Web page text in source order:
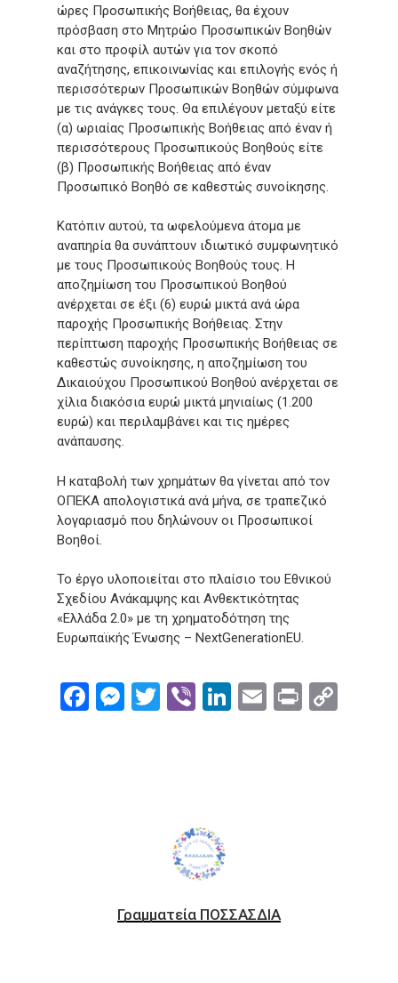
ώρες Προσωπικής Βοήθειας, θα έχουν
πρόσβαση στο Μητρώο Προσωπικών Βοηθών
και στο προφίλ αυτών για τον σκοπό
αναζήτησης, επικοινωνίας και επιλογής ενός ή
περισσότερων Προσωπικών Βοηθών σύμφωνα
με τις ανάγκες τους. Θα επιλέγουν μεταξύ είτε
(α) ωριαίας Προσωπικής Βοήθειας από έναν ή
περισσότερους Προσωπικούς Βοηθούς είτε
(β) Προσωπικής Βοήθειας από έναν
Προσωπικό Βοηθό σε καθεστώς συνοίκησης.
Κατόπιν αυτού, τα ωφελούμενα άτομα με
αναπηρία θα συνάπτουν ιδιωτικό συμφωνητικό
με τους Προσωπικούς Βοηθούς τους. Η
αποζημίωση του Προσωπικού Βοηθού
ανέρχεται σε έξι (6) ευρώ μικτά ανά ώρα
παροχής Προσωπικής Βοήθειας. Στην
περίπτωση παροχής Προσωπικής Βοήθειας σε
καθεστώς συνοίκησης, η αποζημίωση του
Δικαιούχου Προσωπικού Βοηθού ανέρχεται σε
χίλια διακόσια ευρώ μικτά μηνιαίως (1.200
ευρώ) και περιλαμβάνει και τις ημέρες
ανάπαυσης.
Η καταβολή των χρημάτων θα γίνεται από τον
ΟΠΕΚΑ απολογιστικά ανά μήνα, σε τραπεζικό
λογαριασμό που δηλώνουν οι Προσωπικοί
Βοηθοί.
Το έργο υλοποιείται στο πλαίσιο του Εθνικού
Σχεδίου Ανάκαμψης και Ανθεκτικότητας
«Ελλάδα 2.0» με τη χρηματοδότηση της
Ευρωπαϊκής Ένωσης – NextGenerationEU.
Facebook
Messenger
Twitter
ViberLinkedIn
Email
Print
Γραμματεία ΠΟΣΣΑΣΔΙΑ